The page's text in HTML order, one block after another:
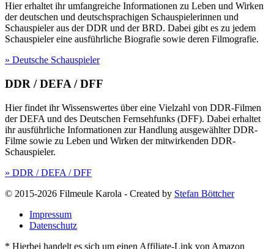
Hier erhaltet ihr umfangreiche Informationen zu Leben und Wirken
der deutschen und deutschsprachigen Schauspielerinnen und
Schauspieler aus der DDR und der BRD. Dabei gibt es zu jedem
Schauspieler eine ausführliche Biografie sowie deren Filmografie.
» Deutsche Schauspieler
DDR / DEFA / DFF
Hier findet ihr Wissenswertes über eine Vielzahl von DDR-Filmen
der DEFA und des Deutschen Fernsehfunks (DFF). Dabei erhaltet
ihr ausführliche Informationen zur Handlung ausgewählter DDR-
Filme sowie zu Leben und Wirken der mitwirkenden DDR-
Schauspieler.
» DDR / DEFA / DFF
© 2015-2026 Filmeule Karola - Created by Stefan Böttcher
Impressum
Datenschutz
* Hierbei handelt es sich um einen Affiliate-Link von Amazon